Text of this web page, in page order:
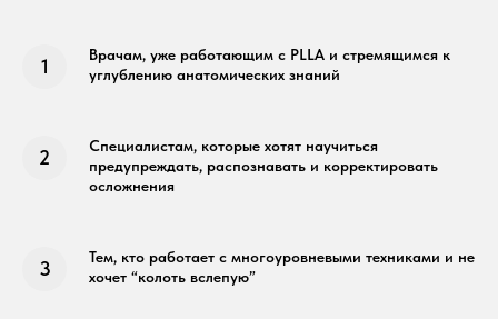
Врачам, уже работающим с PLLA и стремящимся к
углублению анатомических знаний
Специалистам, которые хотят научиться
предупреждать, распознавать и корректировать
осложнения
Тем, кто работает с многоуровневыми техниками и не
хочет “колоть вслепую”